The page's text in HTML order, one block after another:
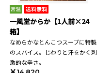
一風堂からか【1人前×24
箱】
なめらかなとんこつスープに特製
のスパイス。じわりと汗をかく刺
激的な辛さ。